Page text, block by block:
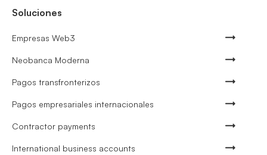
Soluciones
Empresas Web3
Neobanca Moderna
Pagos transfronterizos
Pagos empresariales internacionales
Contractor payments
International business accounts